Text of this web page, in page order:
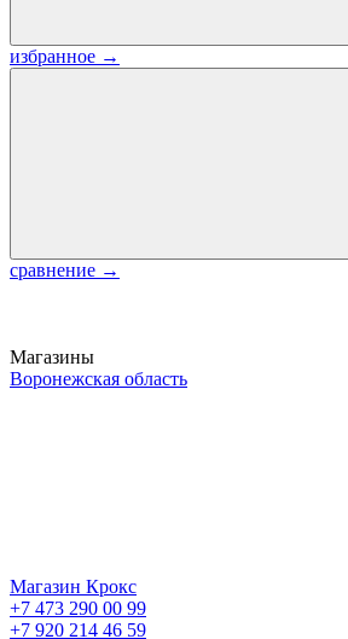
избранное →
сравнение →
Магазины
Воронежская область
Магазин Крокс
+7 473 290 00 99
+7 920 214 46 59